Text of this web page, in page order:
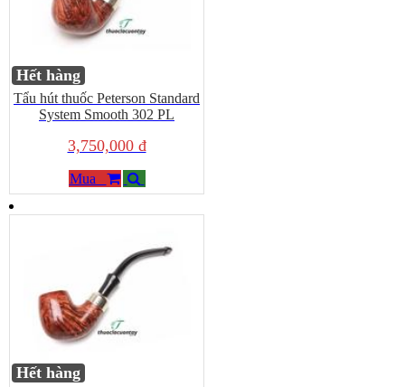
Hết hàng
Tẩu hút thuốc Peterson Standard
System Smooth 302 PL
3,750,000 đ
Mua
Hết hàng